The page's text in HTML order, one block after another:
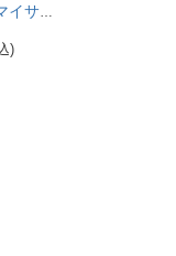
イサ
ッグ
)